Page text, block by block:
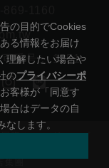
可番号： 1551
際ホテルグループ
ーポリシー
の目的でCookies
る情報をお届け
理解したい場合や
のプライバシーポ
客様が「同意す
合はデータの自
します。